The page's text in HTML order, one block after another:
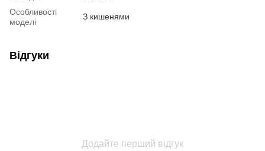
Особливості
моделі
З кишенями
Відгуки
Додайте перший відгук